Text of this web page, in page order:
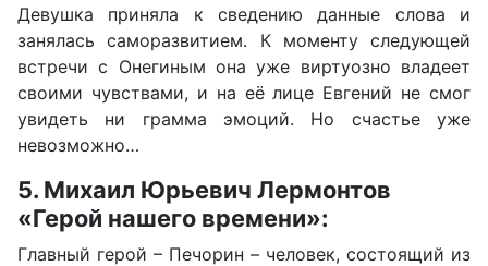
Девушка приняла к сведению данные слова и
занялась саморазвитием. К моменту следующей
встречи с Онегиным она уже виртуозно владеет
своими чувствами, и на её лице Евгений не смог
увидеть ни грамма эмоций. Но счастье уже
невозможно…
5. Михаил Юрьевич Лермонтов
«Герой нашего времени»:
Главный герой – Печорин – человек, состоящий из